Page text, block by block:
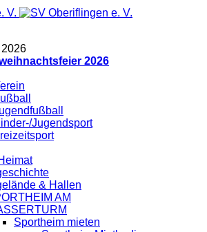
2026
2026
Jugendsport
& Hallen
AM
Sportheim mieten